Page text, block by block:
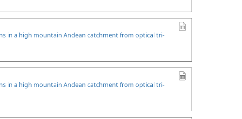
in a high mountain Andean catchment from optical tri-
in a high mountain Andean catchment from optical tri-